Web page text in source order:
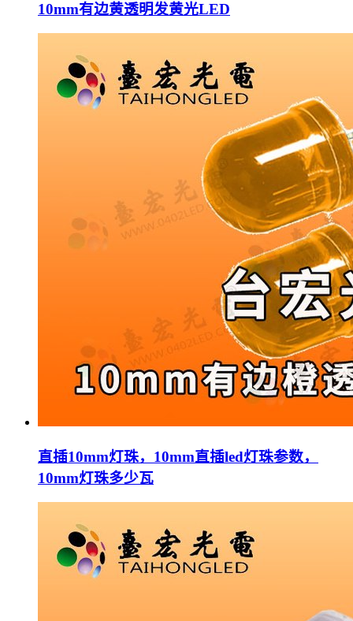
10mm有边黄透明发黄光LED
直插10mm灯珠，10mm直插led灯珠参数，
10mm灯珠多少瓦